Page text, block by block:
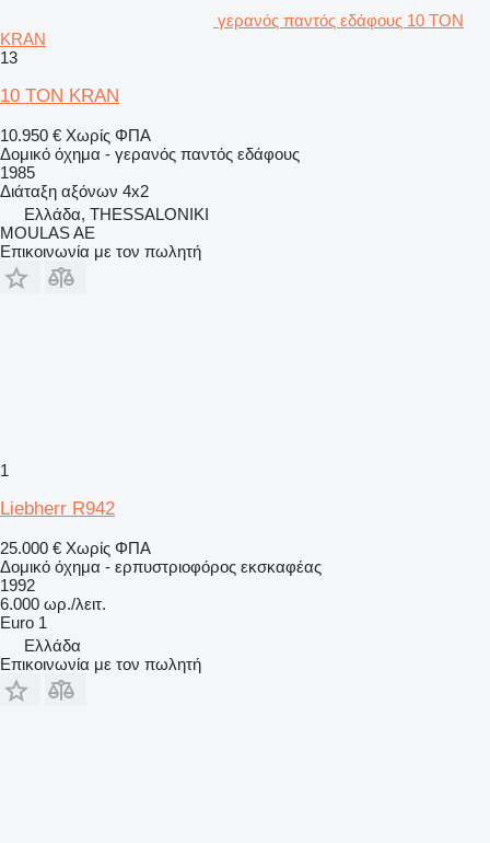
γερανός παντός εδάφους 10 TON
KRAN
13
10 TON KRAN
10.950 € Χωρίς ΦΠΑ
Δομικό όχημα - γερανός παντός εδάφους
1985
Διάταξη αξόνων 4x2
Ελλάδα, THESSALONIKI
MOULAS AE
Επικοινωνία με τον πωλητή
1
Liebherr R942
25.000 € Χωρίς ΦΠΑ
Δομικό όχημα - ερπυστριοφόρος εκσκαφέας
1992
6.000 ωρ./λειτ.
Euro 1
Ελλάδα
Επικοινωνία με τον πωλητή